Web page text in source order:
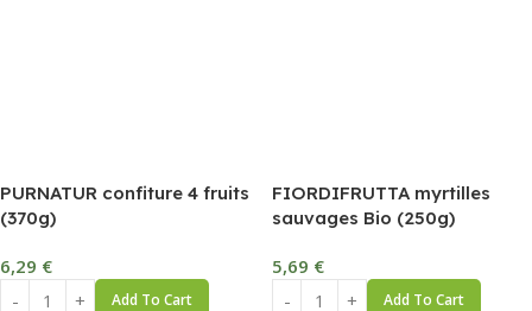
PURNATUR confiture 4 fruits
(370g)
6,29 €
Add To Cart
FIORDIFRUTTA myrtilles
sauvages Bio (250g)
5,69 €
Add To Cart